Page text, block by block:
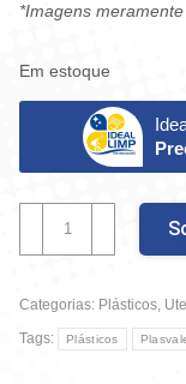
*Imagens
Em estoque
Detergente
-
quantidade
Categorias: Plásticos,
Tags:
Plásticos